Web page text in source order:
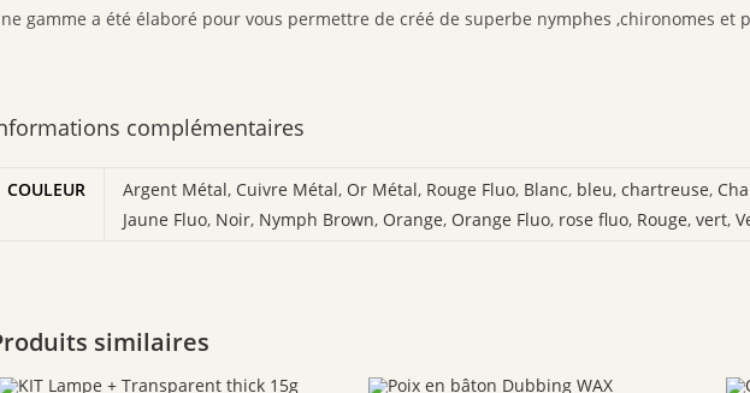
gamme a été élaboré pour vous permettre de créé de superbe nymphes ,chironomes et
complémentaires
COULEUR Argent Métal, Cuivre Métal, Or Métal, Rouge Fluo, Blanc, bleu, chartreuse,
Jaune Fluo, Noir, Nymph Brown, Orange, Orange Fluo, rose fluo, Rouge, vert,
similaires